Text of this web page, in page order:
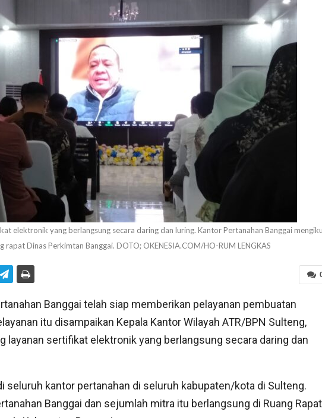
elektronik yang berlangsung secara daring dan luring. Kantor Pertanahan Banggai
rapat Dinas Perkimtan Banggai. DOTO; OKENESIA.COM/HO-RUM LENGKAS
Banggai telah siap memberikan pelayanan pembuatan
itu disampaikan Kepala Kantor Wilayah ATR/BPN Sulteng,
layanan sertifikat elektronik yang berlangsung secara daring dan
seluruh kantor pertanahan di seluruh kabupaten/kota di Sulteng.
Banggai dan sejumlah mitra itu berlangsung di Ruang Rapat